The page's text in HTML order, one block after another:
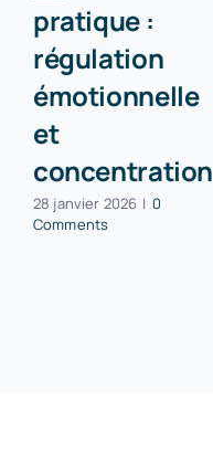
pratique :
régulation
émotionnelle
et
concentration
28 janvier 2026 | 0
Comments